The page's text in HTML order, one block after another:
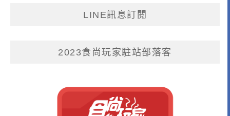
LINE訊息訂閱
2023食尚玩家駐站部落客